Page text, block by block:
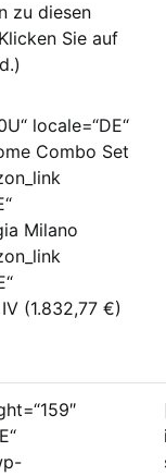
zu diesen
Sie auf
locale=“DE“
Combo Set
Milano
(1.832,77 €)